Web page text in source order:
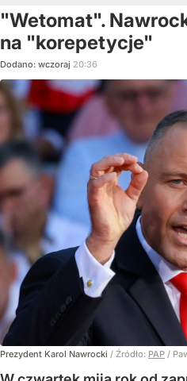
"Wetomat".
na "korepetycje"
Dodano: wczoraj 20:36
Prezydent Karol Nawrocki / Źródło: PAP /